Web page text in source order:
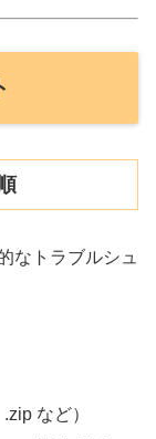
なトラブルシュ
など）